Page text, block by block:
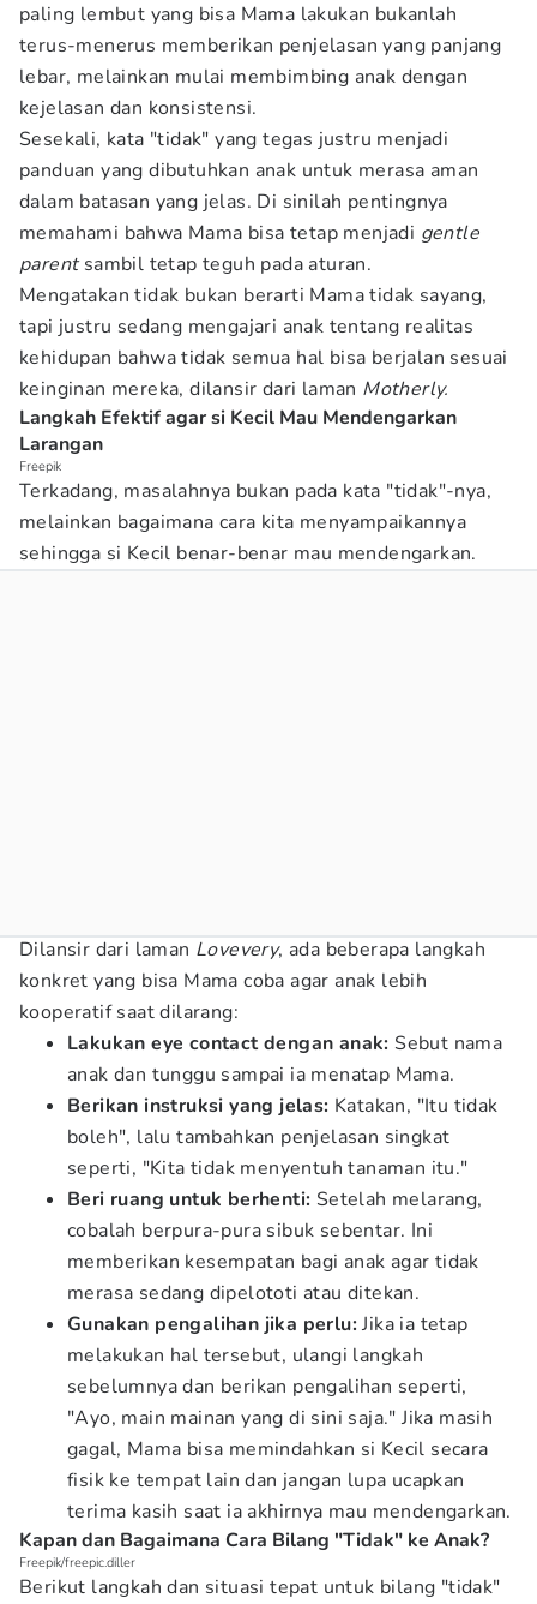
paling lembut yang bisa Mama lakukan bukanlah
terus-menerus memberikan penjelasan yang panjang
lebar, melainkan mulai membimbing anak dengan
kejelasan dan konsistensi.
Sesekali, kata "tidak" yang tegas justru menjadi
panduan yang dibutuhkan anak untuk merasa aman
dalam batasan yang jelas. Di sinilah pentingnya
memahami bahwa Mama bisa tetap menjadi gentle
parentsambil tetap teguh pada aturan.
Mengatakan tidak bukan berarti Mama tidak sayang,
tapi justru sedang mengajari anak tentang realitas
kehidupan bahwa tidak semua hal bisa berjalan sesuai
keinginan mereka, dilansir dari laman Motherly.
Langkah Efektif agar si Kecil Mau Mendengarkan
Larangan
Freepik
Terkadang, masalahnya bukan pada kata "tidak"-nya,
melainkan bagaimana cara kita menyampaikannya
sehingga si Kecil benar-benar mau mendengarkan.
Dilansir dari laman Lovevery, ada beberapa langkah
konkret yang bisa Mama coba agar anak lebih
kooperatif saat dilarang:
Lakukan eye contact dengan anak: Sebut nama
anak dan tunggu sampai ia menatap Mama.
Berikan instruksi yang jelas: Katakan, "Itu tidak
boleh", lalu tambahkan penjelasan singkat
seperti, "Kita tidak menyentuh tanaman itu."
Beri ruang untuk berhenti: Setelah melarang,
cobalah berpura-pura sibuk sebentar. Ini
memberikan kesempatan bagi anak agar tidak
merasa sedang dipelototi atau ditekan.
Gunakan pengalihan jika perlu:Jika ia tetap
melakukan hal tersebut, ulangi langkah
sebelumnya dan berikan pengalihan seperti,
"Ayo, main mainan yang di sini saja." Jika masih
gagal, Mama bisa memindahkan si Kecil secara
fisik ke tempat lain dan jangan lupa ucapkan
terima kasih saat ia akhirnya mau mendengarkan.
Kapan dan Bagaimana Cara Bilang "Tidak" ke Anak?
Freepik/freepic.diller
Berikut langkah dan situasi tepat untuk bilang "tidak"